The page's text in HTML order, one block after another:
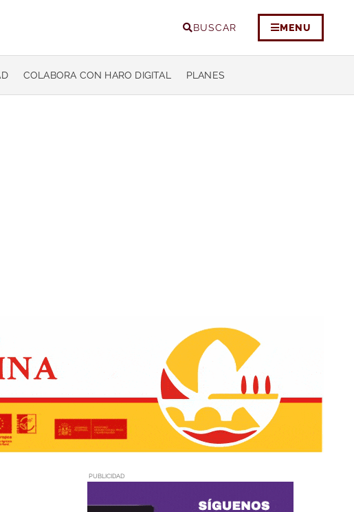
BUSCAR MENU
COLABORA CON HARO DIGITAL PLANES
PUBLICIDAD